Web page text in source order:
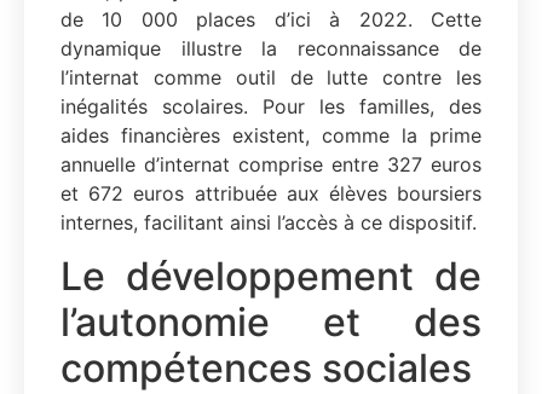
de 10 000 places d’ici à 2022. Cette
dynamique illustre la reconnaissance de
l’internat comme outil de lutte contre les
inégalités scolaires. Pour les familles, des
aides financières existent, comme la prime
annuelle d’internat comprise entre 327 euros
et 672 euros attribuée aux élèves boursiers
internes, facilitant ainsi l’accès à ce dispositif.
Le développement de
l’autonomie et des
compétences sociales